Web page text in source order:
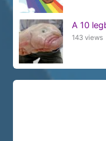
A 10
143 views